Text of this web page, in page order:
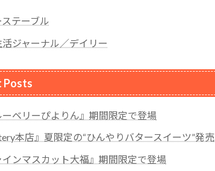
テーブル
ジャーナル／デイリー
Posts
ーベリーぴよりん』期間限定で登場
本店』夏限定の“ひんやりバタースイーツ”発売
インマスカット大福』期間限定で登場